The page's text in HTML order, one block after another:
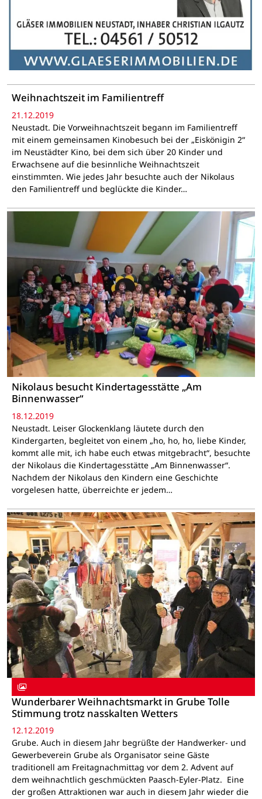
Weihnachtszeit im Familientreff
21.12.2019
Neustadt. Die Vorweihnachtszeit begann im Familientreff
mit einem gemeinsamen Kinobesuch bei der „Eiskönigin 2“
im Neustädter Kino, bei dem sich über 20 Kinder und
Erwachsene auf die besinnliche Weihnachtszeit
einstimmten. Wie jedes Jahr besuchte auch der Nikolaus
den Familientreff und beglückte die Kinder…
Nikolaus besucht Kindertagesstätte „Am
Binnenwasser“
18.12.2019
Neustadt. Leiser Glockenklang läutete durch den
Kindergarten, begleitet von einem „ho, ho, ho, liebe Kinder,
kommt alle mit, ich habe euch etwas mitgebracht“, besuchte
der Nikolaus die Kindertagesstätte „Am Binnenwasser“.
Nachdem der Nikolaus den Kindern eine Geschichte
vorgelesen hatte, überreichte er jedem…
Wunderbarer Weihnachtsmarkt in Grube Tolle
Stimmung trotz nasskalten Wetters
12.12.2019
Grube. Auch in diesem Jahr begrüßte der Handwerker- und
Gewerbeverein Grube als Organisator seine Gäste
traditionell am Freitagnachmittag vor dem 2. Advent auf
dem weihnachtlich geschmückten Paasch-Eyler-Platz. Eine
der großen Attraktionen war auch in diesem Jahr wieder die